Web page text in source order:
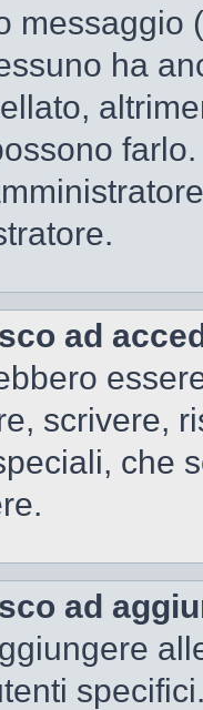
messaggio
ha
ad
scrivere,
che
ad